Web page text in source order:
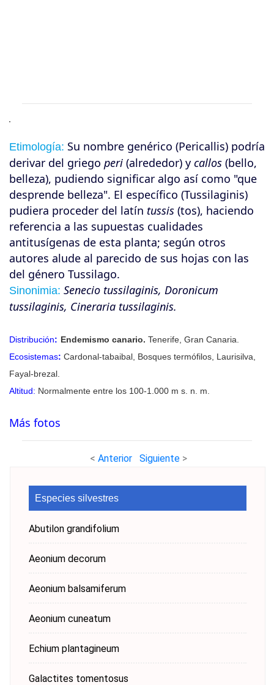
Etimología: Su nombre genérico (Pericallis) podría
derivar del griego peri (alrededor) y callos (bello,
belleza), pudiendo significar algo así como "que
desprende belleza". El específico (Tussilaginis)
pudiera proceder del latín tussis (tos), haciendo
referencia a las supuestas cualidades
antitusígenas de esta planta; según otros
autores alude al parecido de sus hojas con las
del género Tussilago.
Sinonimia: Senecio tussilaginis, Doronicum
tussilaginis, Cineraria tussilaginis.
Distribución: Endemismo canario. Tenerife, Gran Canaria.
Ecosistemas: Cardonal-tabaibal, Bosques termófilos, Laurisilva,
Fayal-brezal.
Altitud: Normalmente entre los 100-1.000 m s. n. m.
Más fotos
< Anterior Siguiente>
Especies silvestres
Abutilon grandifolium
Aeonium decorum
Aeonium balsamiferum
Aeonium cuneatum
Echium plantagineum
Galactites tomentosus